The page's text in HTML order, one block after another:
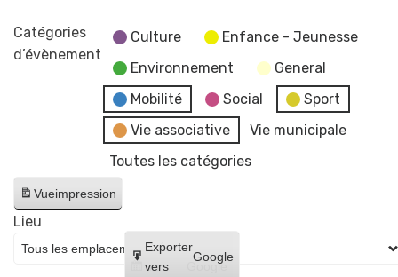
Catégories
d’évènement
Culture
Enfance - Jeunesse
Environnement
General
Mobilité
Social
Sport
Vie associative
Vie municipale
Toutes les catégories
Vueimpression
Créer
un
Google
Exporter
vers
Google
Lieu